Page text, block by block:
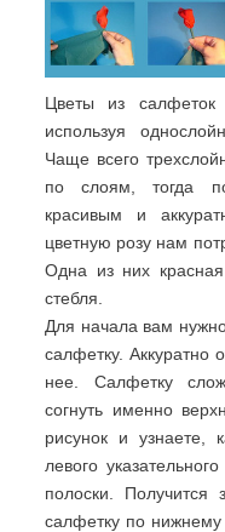
Цветы из салфеток
используя
Чаще всего
по слоям, тогда
красивым и
цветную розу нам
Одна из них
стебля.
Для начала вам
салфетку. Аккуратно
нее. Салфетку
согнуть именно
рисунок и узнаете,
левого
полоски. Получится
салфетку по